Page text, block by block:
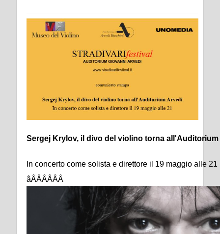
Sergej Krylov, il divo del violino torna all'Auditorium
In concerto come solista e direttore il 19 maggio alle 21
âÂÂÂÂÂÂ